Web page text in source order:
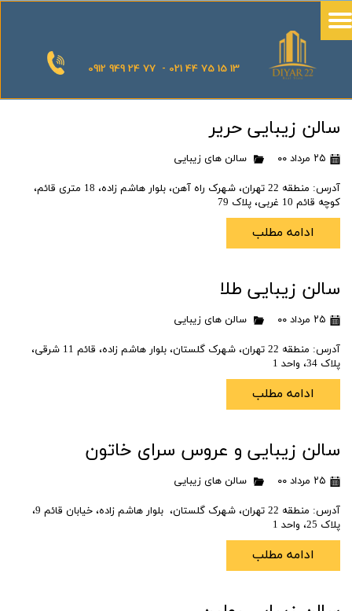
0912 949 24 77 - 021 44 75 15 13
سالن زیبایی حریر
۲۵ مرداد ۰۰ سالن های زیبایی
آدرس: منطقه 22 تهران، شهرک راه آهن، بلوار هاشم زاده، 18 متری قائم،
کوچه قائم 10 غربی، پلاک 79
ادامه مطلب
سالن زیبایی طلا
۲۵ مرداد ۰۰ سالن های زیبایی
آدرس: منطقه 22 تهران، شهرک گلستان، بلوار هاشم زاده، قائم 11 شرقی،
پلاک 34، واحد 1
ادامه مطلب
سالن زیبایی و عروس سرای خاتون
۲۵ مرداد ۰۰ سالن های زیبایی
آدرس: منطقه 22 تهران، شهرک گلستان، بلوار هاشم زاده، خیابان قائم 9،
پلاک 25، واحد 1
ادامه مطلب